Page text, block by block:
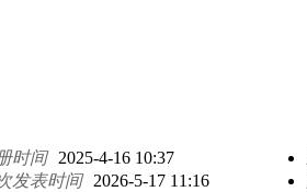
时间 2025-4-16 10:37
发表时间 2026-5-17 11:16